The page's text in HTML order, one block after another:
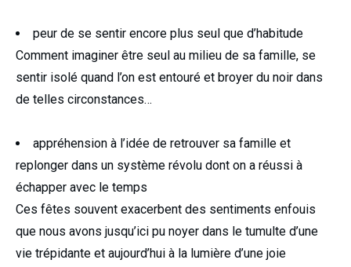
peur de se sentir encore plus seul que d’habitude
Comment imaginer être seul au milieu de sa famille, se
sentir isolé quand l’on est entouré et broyer du noir dans
de telles circonstances…
appréhension à l’idée de retrouver sa famille et
replonger dans un système révolu dont on a réussi à
échapper avec le temps
Ces fêtes souvent exacerbent des sentiments enfouis
que nous avons jusqu’ici pu noyer dans le tumulte d’une
vie trépidante et aujourd’hui à la lumière d’une joie